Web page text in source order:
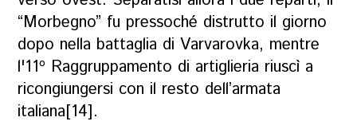
“Morbegno” fu pressoché distrutto il giorno
dopo nella battaglia di Varvarovka, mentre
l'11º Raggruppamento di artiglieria riuscì a
ricongiungersi con il resto dell’armata
italiana[14].